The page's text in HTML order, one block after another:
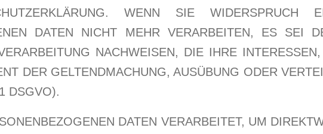
WENN SIE
DATEN NICHT MEHR VERARBEITEN, ES SEI
NACHWEISEN, DIE IHRE
DER GELTENDMACHUNG, AUSÜBUNG ODER
DSGVO).
DATEN VERARBEITET, UM